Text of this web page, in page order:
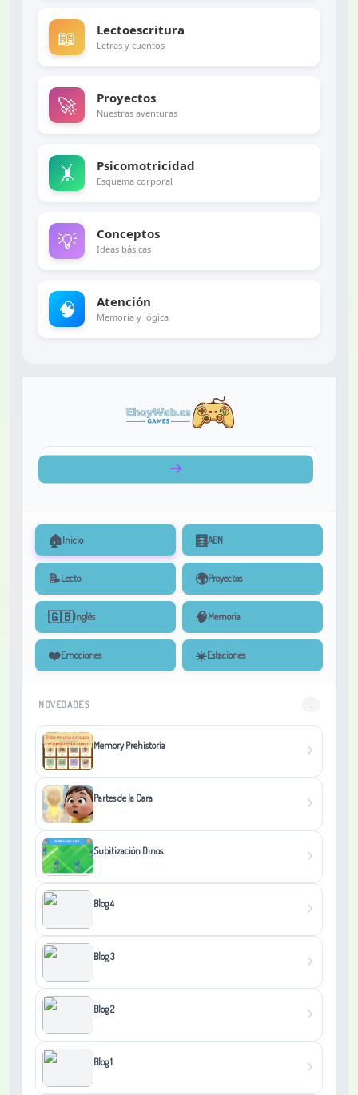
📖 Lectoescritura
Letras y cuentos
🚀 Proyectos
Nuestras aventuras
🤸 Psicomotricidad
Esquema corporal
💡 Conceptos
Ideas básicas
🧠 Atención
Memoria y lógica
🏠Inicio 🧮ABN
📝Lecto 🌍Proyectos
🇬🇧Inglés 🧠Memoria
❤️Emociones ☀️Estaciones
NOVEDADES
Memory Prehistoria
Partes de la Cara
Subitización Dinos
Blog 4
Blog 3
Blog 2
Blog 1